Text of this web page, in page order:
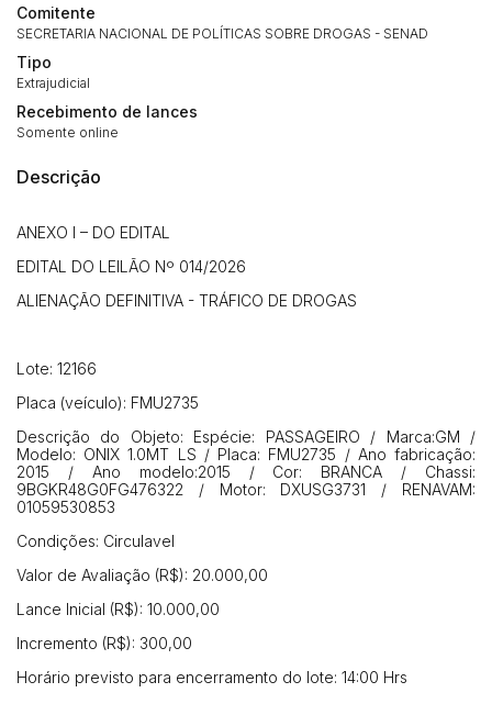
Comitente
SECRETARIA NACIONAL DE POLÍTICAS SOBRE DROGAS - SENAD
Tipo
Extrajudicial
Recebimento de lances
Somente online
Descrição
ANEXO I – DO EDITAL
EDITAL DO LEILÃO Nº 014/2026
ALIENAÇÃO DEFINITIVA - TRÁFICO DE DROGAS
Lote: 12166
Placa (veículo): FMU2735
Descrição do Objeto: Espécie: PASSAGEIRO / Marca:GM /
Modelo: ONIX 1.0MT LS / Placa: FMU2735 / Ano fabricação:
2015 / Ano modelo:2015 / Cor: BRANCA / Chassi:
9BGKR48G0FG476322 / Motor: DXUSG3731 / RENAVAM:
01059530853
Condições: Circulavel
Valor de Avaliação (R$): 20.000,00
Lance Inicial (R$): 10.000,00
Incremento (R$): 300,00
Horário previsto para encerramento do lote: 14:00 Hrs